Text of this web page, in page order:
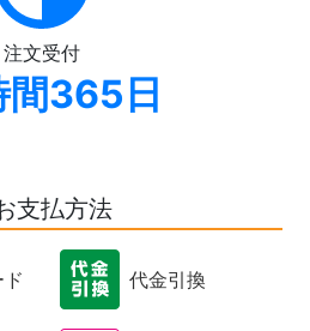
注文受付
365日
支払方法
代金引換